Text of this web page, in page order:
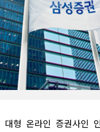
대형 온라인 증권사인